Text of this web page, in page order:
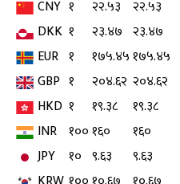
CNY १ २२.५३
२२.५३
DKK १ २३.४७ २३.४७
EUR १ १७५.४५१७५.४५
GBP १ २०४.६२ २०४.६२
HKD १ १९.३८
१९.३८
INR १००१६०
१६०
JPY
१० ९.६३
९.६३